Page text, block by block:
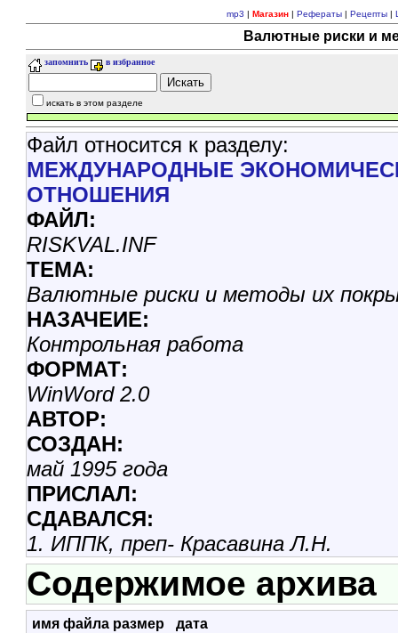
mp3 | Магазин| Рефераты| Рецепты|
Валютные риски и
запомнить в избранное
искать в этом разделе
Файл относится к разделу:
МЕЖДУНАРОДНЫЕ
ОТНОШЕНИЯ
ФАЙЛ:
RISKVAL.INF
ТЕМА:
Валютные риски и методы их
НАЗАЧЕИЕ:
Контрольная работа
ФОРМАТ:
WinWord 2.0
АВТОР:
СОЗДАН:
май 1995 года
ПРИСЛАЛ:
СДАВАЛСЯ:
1. ИППК, преп- Красавина Л.Н.
Содержимое архива
имя файла размер дата